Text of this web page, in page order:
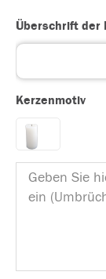
Überschrift der
Kerzenmotiv